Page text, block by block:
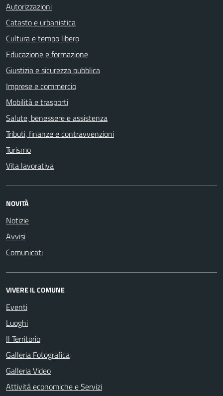
Autorizzazioni
Catasto e urbanistica
Cultura e tempo libero
Educazione e formazione
Giustizia e sicurezza pubblica
Imprese e commercio
Mobilità e trasporti
Salute, benessere e assistenza
Tributi, finanze e contravvenzioni
Turismo
Vita lavorativa
NOVITÀ
Notizie
Avvisi
Comunicati
VIVERE IL COMUNE
Eventi
Luoghi
Il Territorio
Galleria Fotografica
Galleria Video
Attività economiche e Servizi